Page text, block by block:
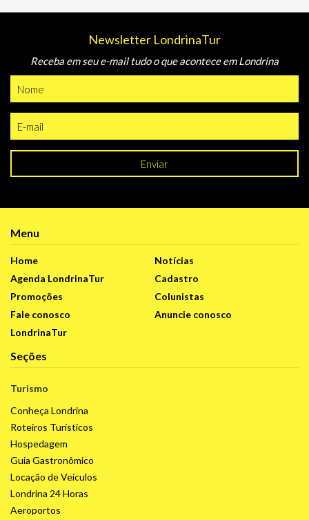
Newsletter LondrinaTur
Receba em seu e-mail tudo o que acontece em Londrina
Enviar
Menu
Home
Notícias
Agenda LondrinaTur
Cadastro
Promoções
Colunistas
Fale conosco
Anuncie conosco
LondrinaTur
Seções
Turismo
Conheça Londrina
Roteiros Turísticos
Hospedagem
Guia Gastronômico
Locação de Veículos
Londrina 24 Horas
Aeroportos